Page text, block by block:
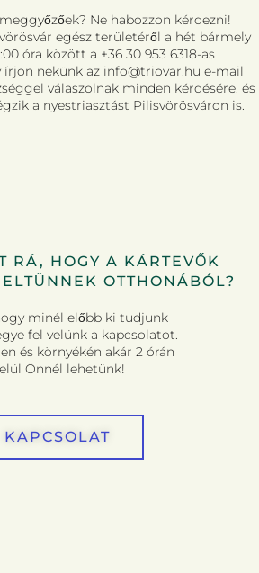
Ne habozzon kérdezni!
egész területéről a hét bármely
óra között a +36 30 953 6318-as
írjon nekünk az info@triovar.hu e-mail
válaszolnak minden kérdésére, és
a nyestriasztást Pilisvörösváron is.
RÁ, HOGY A KÁRTEVŐK
OTTHONÁBÓL?
minél előbb ki tudjunk
fel velünk a kapcsolatot.
és környékén akár 2 órán
Önnél lehetünk!
KAPCSOLAT